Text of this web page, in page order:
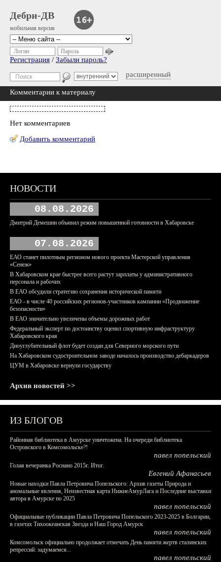
Дебри-ДВ
мобильная версия
расширенный
Логин Пароль
Регистрация / Забыли пароль?
Комментарии к материалу
Нет комментариев
Добавить комментарий
НОВОСТИ
08.08.2026
Дмитрий Демешин объявил режим повышенной готовности в Хабаровске
07.08.2026
ЕАО станет пилотным регионом нового проекта Мастерской управления
«Сенеж»
В Хабаровском крае быстрее всего растут зарплаты у административного
персонала и рабочих
В ЕАО обсудили стратегию сохранения исторической памяти
ЕАО - в числе 40 российских регионов-участников кампании «Продвижение
безопасности»
В ЕАО значительно увеличены объемы дорожных работ
Федеральный эксперт по достоинству оценил спортивную инфраструктуру
Хабаровского края
Дноуглубительный флот будет создан для Северного морского пути
На Хабаровском судостроительном заводе началось производство дебаркадеров
ЦУМ в Хабаровске вернули государству
Архив новостей >>
ИЗ БЛОГОВ
Районная библиотека в Амурске уничтожена. На очереди библиотека
Островского в Комсомольске?!
павел попельский
Голая вечеринка Роснано 2015г. Итог.
Евгений Афанасьев
Новые находки Павла Петровича Попельского: Архив газеты Природа и
аномальные явления, Неизвестная карта НижнеАмурЛага и Последние выставки
автора в Амурске по 2025
павел попельский
Официальные публикации Павла Петровича Попельского 2023-2025 в Болгарии,
в газетах Тихоокеанская Звезда и Наш Город Амурск
павел попельский
Комсомольск официально продолжает отмечать День памяти жертв сталинских
репрессий: задумаемся...
павел попельский